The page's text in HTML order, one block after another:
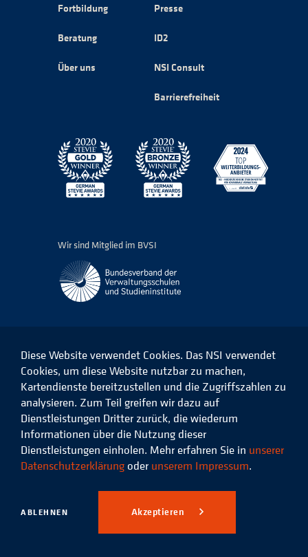
Fortbildung
Beratung
Über uns
Presse
ID2
NSI Consult
Barrierefreiheit
Wir sind Mitglied im BVSI
Das
NSI
Facebook
Das
NSI
auf
LinkedIn
Das
NSI
auf
Instagram
Das
Xing
© 2026 Niedersächsisches
Studieninstitut für kommunale
Verwaltung e.V.
Datenschutz Impressum
Diese Website verwendet Cookies. Das NSI verwendet
Cookies, um diese Website nutzbar zu machen,
Kartendienste bereitzustellen und die Zugriffszahlen zu
analysieren. Zum Teil greifen wir dazu auf
Dienstleistungen Dritter zurück, die wiederum
Informationen über die Nutzung dieser
Dienstleistungen einholen. Mehr erfahren Sie in unserer
Datenschutzerklärung oder unserem Impressum.
ABLEHNEN Akzeptieren